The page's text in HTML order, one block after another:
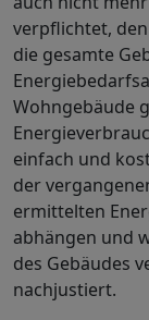
verpflichtet,
die gesamte
Wohngebäude
einfach und
der
ermittelten
abhängen und
des Gebäudes
nachjustiert.